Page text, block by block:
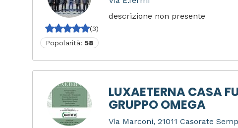
(3)
Popolarità:58
descrizione non presente
LUXAETERNA CASA
GRUPPO OMEGA
Via Marconi, 21011 Casorate